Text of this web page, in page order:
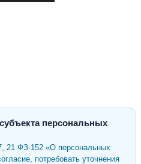
персональных
21 ФЗ-152 «О персональных
потребовать уточнения